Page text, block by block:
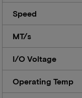
Speed
MT/s
Voltage
I/O Voltage
TempOperating Temp